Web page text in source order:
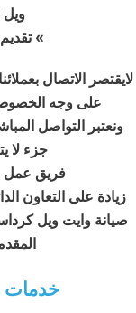
ويل
»
لايقتصر الاتصال
على وجه الخصوص
ونعتبر التواصل
جزء لا
فريق عمل
زيادة على التعاون
صيانة وايت ويل
خدمات